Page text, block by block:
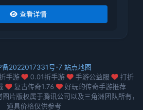
查看详情
备2022017331号-7 站点地图
手游 0.01折手游 手游公益服
打折
复古传奇1.76
好玩的传奇手游推荐
片版权属于腾讯公司以及三角洲团队所有，
道具价格仅供参考